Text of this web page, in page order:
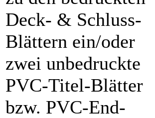
Deck- & Schluss-
Blättern ein/oder
zwei unbedruckte
PVC-Titel-Blätter
bzw. PVC-End-